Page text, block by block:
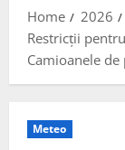
Home 2026
Restricții
Camioanele
Meteo